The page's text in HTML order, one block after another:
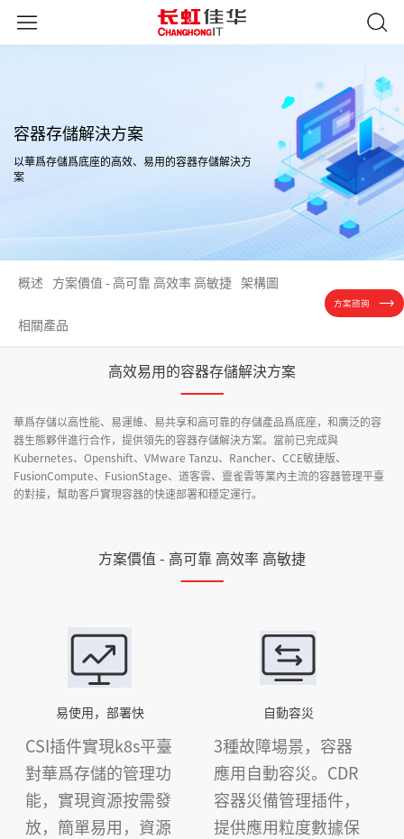
容器存儲解決方案
以華爲存儲爲底座的高效、易用的容器存儲解決方
案
概述 方案價值 - 高可靠 高效率 高敏捷 架構圖
相關產品
方案諮詢
高效易用的容器存儲解決方案
華爲存儲以高性能、易運維、易共享和高可靠的存儲產品爲底座，和廣泛的容
器生態夥伴進行合作，提供領先的容器存儲解決方案。當前已完成與
Kubernetes、Openshift、VMware Tanzu、Rancher、CCE敏捷版、
FusionCompute、FusionStage、道客雲、靈雀雲等業內主流的容器管理平臺
的對接，幫助客戶實現容器的快速部署和穩定運行。
方案價值 - 高可靠 高效率 高敏捷
易使用，部署快
CSI插件實現k8s平臺
對華爲存儲的管理功
能，實現資源按需發
放，簡單易用，資源
自動容災
3種故障場景，容器
應用自動容災。CDR
容器災備管理插件，
提供應用粒度數據保